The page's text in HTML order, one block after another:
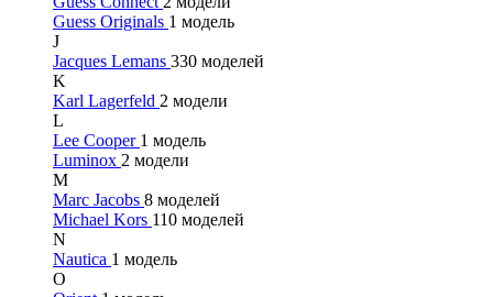
Guess Originals 1 модель
J
Jacques Lemans 330 моделей
K
Karl Lagerfeld 2 модели
L
Lee Cooper 1 модель
Luminox 2 модели
M
Marc Jacobs 8 моделей
Michael Kors 110 моделей
N
Nautica 1 модель
O